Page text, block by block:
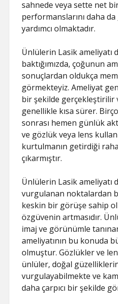
sahnede veya sette net
performanslarını daha
yardımcı olmaktadır.
Ünlülerin Lasik ameliyatı
baktığımızda, çoğunun
sonuçlardan oldukça
görmekteyiz. Ameliyat
bir şekilde gerçekleştirilir
genellikle kısa sürer.
sonrası hemen günlük
ve gözlük veya lens
kurtulmanın getirdiği
çıkarmıştır.
Ünlülerin Lasik ameliyatı
vurgulanan noktalardan
keskin bir görüşe sahip
özgüvenin artmasıdır.
imaj ve görünümle
ameliyatının bu konuda
olmuştur. Gözlükler ve
ünlüler, doğal
vurgulayabilmekte ve
daha çarpıcı bir şekilde